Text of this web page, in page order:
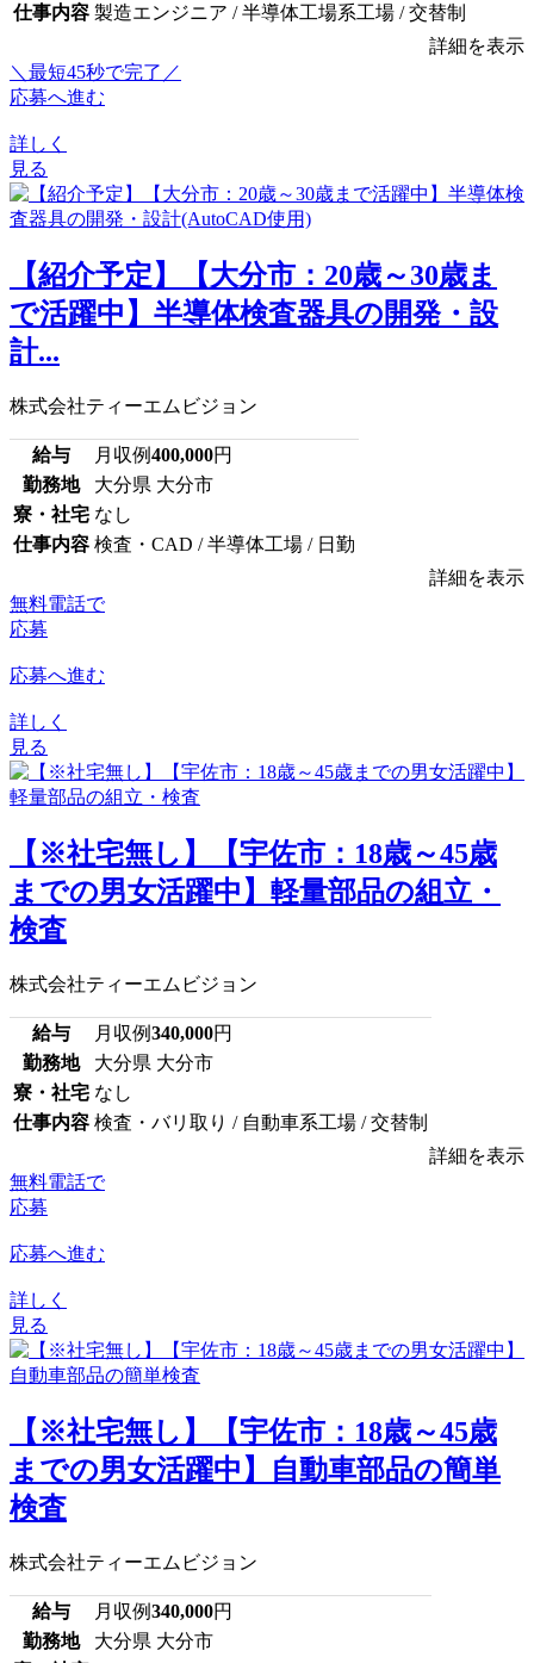
仕事内容 製造エンジニア / 半導体工場系工場 / 交替制
詳細を表示
＼最短45秒で完了／
応募へ進む
詳しく
見る
【紹介予定】【大分市：20歳～30歳ま
で活躍中】半導体検査器具の開発・設
計...
株式会社ティーエムビジョン
給与 月収例400,000円
勤務地
大分県 大分市
寮・社宅 なし
仕事内容 検査・CAD / 半導体工場 / 日勤
詳細を表示
無料電話で
応募
応募へ進む
詳しく
見る
【※社宅無し】【宇佐市：18歳～45歳
までの男女活躍中】軽量部品の組立・
検査
株式会社ティーエムビジョン
給与 月収例340,000円
勤務地
大分県 大分市
寮・社宅 なし
仕事内容 検査・バリ取り / 自動車系工場 / 交替制
詳細を表示
無料電話で
応募
応募へ進む
詳しく
見る
【※社宅無し】【宇佐市：18歳～45歳
までの男女活躍中】自動車部品の簡単
検査
株式会社ティーエムビジョン
給与 月収例340,000円
勤務地
大分県 大分市